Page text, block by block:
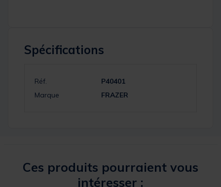
Spécifications
Réf.
P40401
Marque
FRAZER
Ces produits pourraient vous
intéresser :